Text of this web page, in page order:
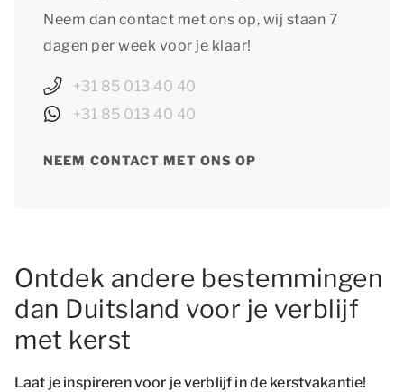
Neem dan contact met ons op, wij staan 7
dagen per week voor je klaar!
+31 85 013 40 40
+31 85 013 40 40
NEEM CONTACT MET ONS OP
Ontdek andere bestemmingen
dan Duitsland voor je verblijf
met kerst
Laat je inspireren voor je verblijf in de kerstvakantie!